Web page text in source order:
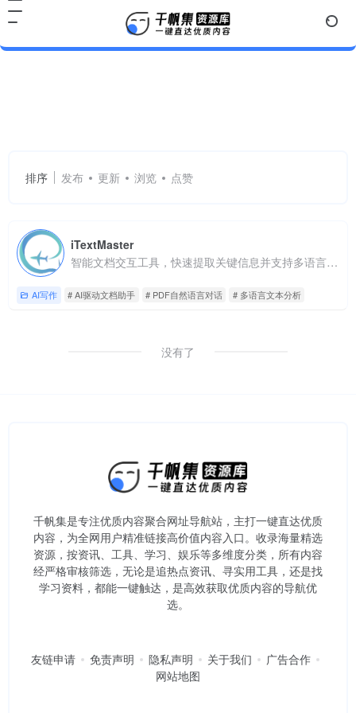
排序 发布 更新 浏览 点赞
iTextMaster
智能文档交互工具，快速提取关键信息并支持多语言对话
AI写作 # AI驱动文档助手 # PDF自然语言对话 # 多语言文本分析
没有了
千帆集是专注优质内容聚合网址导航站，主打一键直达优质
内容，为全网用户精准链接高价值内容入口。​收录海量精选
资源，按资讯、工具、学习、娱乐等多维度分类，所有内容
经严格审核筛选，无论是追热点资讯、寻实用工具，还是找
学习资料，都能一键触达，是高效获取优质内容的导航优
选。
友链申请 免责声明 隐私声明 关于我们
广告合作
网站地图